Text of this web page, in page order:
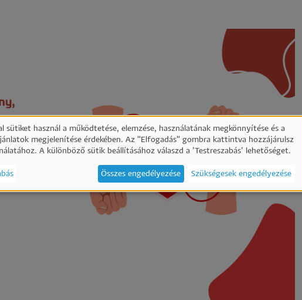
sütiket használ a működtetése, elemzése, használatának megkönnyítése és a
megjelenítése érdekében. Az "Elfogadás" gombra kattintva hozzájárulsz
A különböző sütik beállításához válaszd a ’Testreszabás’ lehetőséget.
Szükségesek engedélyezése
Összes engedélyezése